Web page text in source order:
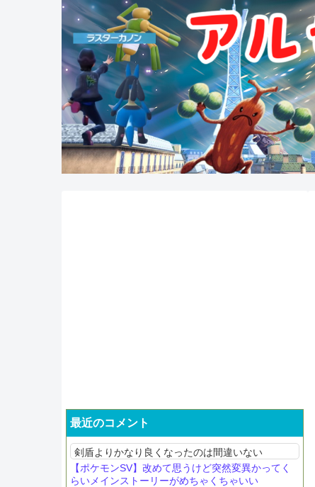
最近のコメント
剣盾よりかなり良くなったのは間違いない
【ポケモンSV】改めて思うけど突然変異かってく
らいメインストーリーがめちゃくちゃいい